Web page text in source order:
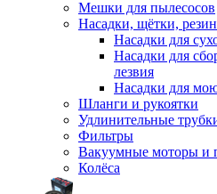
Мешки для пылесосов
Насадки, щётки,
Насадки для
Насадки для
лезвия
Насадки для
Шланги и рукоятки
Удлинительные
Фильтры
Вакуумные моторы и
Колёса